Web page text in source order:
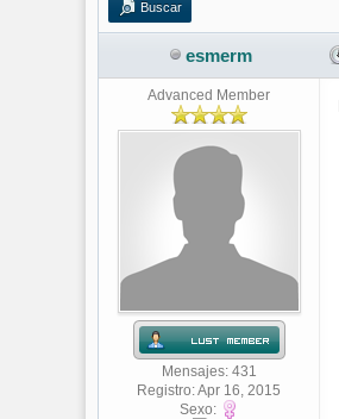
Buscar
esmerm
Advanced Member
Mensajes: 431
Registro: Apr 16, 2015
Sexo: